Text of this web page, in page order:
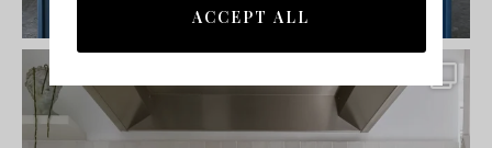
ACCEPT ALL